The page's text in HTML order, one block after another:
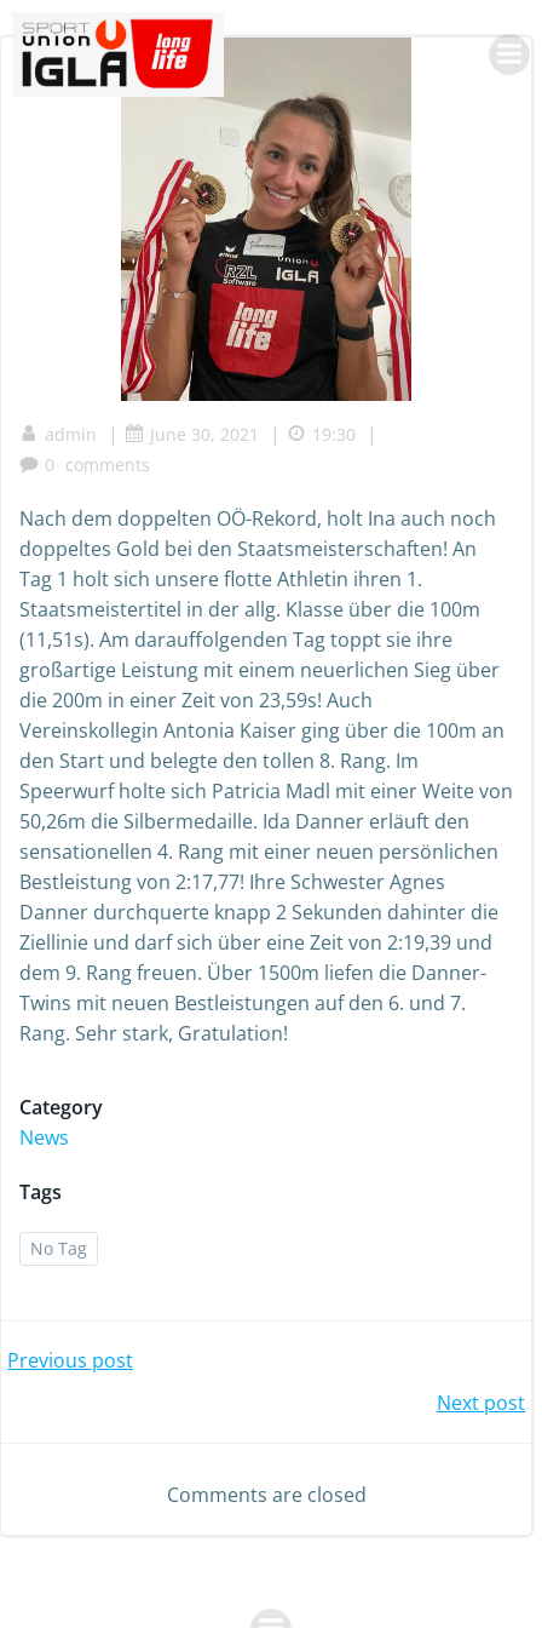
to
admin | June 30, 2021 | 19:30 |
0 comments
Nach dem doppelten OÖ-Rekord, holt Ina auch noch
doppeltes Gold bei den Staatsmeisterschaften! An
Tag 1 holt sich unsere flotte Athletin ihren 1.
Staatsmeistertitel in der allg. Klasse über die 100m
(11,51s). Am darauffolgenden Tag toppt sie ihre
großartige Leistung mit einem neuerlichen Sieg über
die 200m in einer Zeit von 23,59s! Auch
Vereinskollegin Antonia Kaiser ging über die 100m an
den Start und belegte den tollen 8. Rang. Im
Speerwurf holte sich Patricia Madl mit einer Weite von
50,26m die Silbermedaille. Ida Danner erläuft den
sensationellen 4. Rang mit einer neuen persönlichen
Bestleistung von 2:17,77! Ihre Schwester Agnes
Danner durchquerte knapp 2 Sekunden dahinter die
Ziellinie und darf sich über eine Zeit von 2:19,39 und
dem 9. Rang freuen. Über 1500m liefen die Danner-
Twins mit neuen Bestleistungen auf den 6. und 7.
Rang. Sehr stark, Gratulation!
Category
News
Tags
No Tag
Post
Previous post
navigation
Next post
Comments are closed